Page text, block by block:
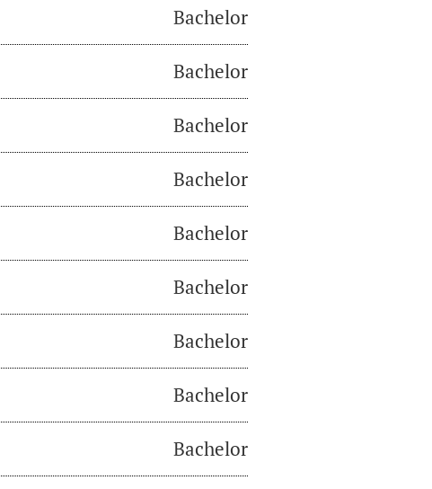
Bachelor
Bachelor
Bachelor
Bachelor
Bachelor
Bachelor
Bachelor
Bachelor
Bachelor